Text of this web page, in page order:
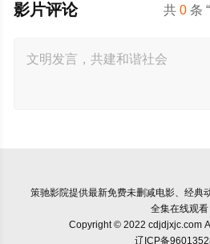
共0 条
影片评论
策驰影院提供最新免费未删减电影、经典
全集在线观看
Copyright © 2022 cdjdjxjc.com
辽ICP备